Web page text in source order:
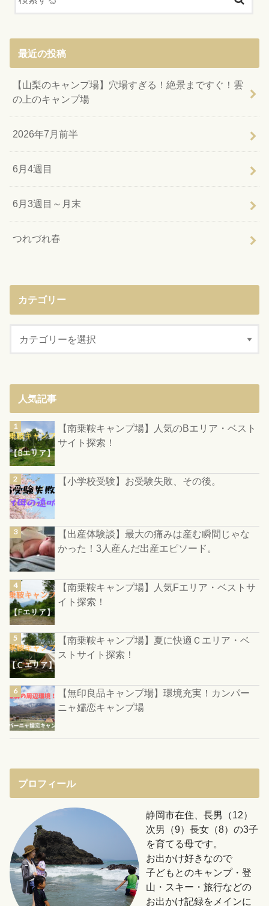
最近の投稿
【山梨のキャンプ場】穴場すぎる！絶景まですぐ！雲
の上のキャンプ場
2026年7月前半
6月4週目
6月3週目～月末
つれづれ春
カテゴリー
人気記事
【南乗鞍キャンプ場】人気のBエリア・ベスト
サイト探索！
【小学校受験】お受験失敗、その後。
【出産体験談】最大の痛みは産む瞬間じゃな
かった！3人産んだ出産エピソード。
【南乗鞍キャンプ場】人気Fエリア・ベストサ
イト探索！
【南乗鞍キャンプ場】夏に快適Ｃエリア・ベ
ストサイト探索！
【無印良品キャンプ場】環境充実！カンパー
ニャ嬬恋キャンプ場
プロフィール
静岡市在住、長男（12）
次男（9）長女（8）の3子
を育てる母です。
お出かけ好きなので
子どもとのキャンプ・登
山・スキー・旅行などの
お出かけ記録をメインに